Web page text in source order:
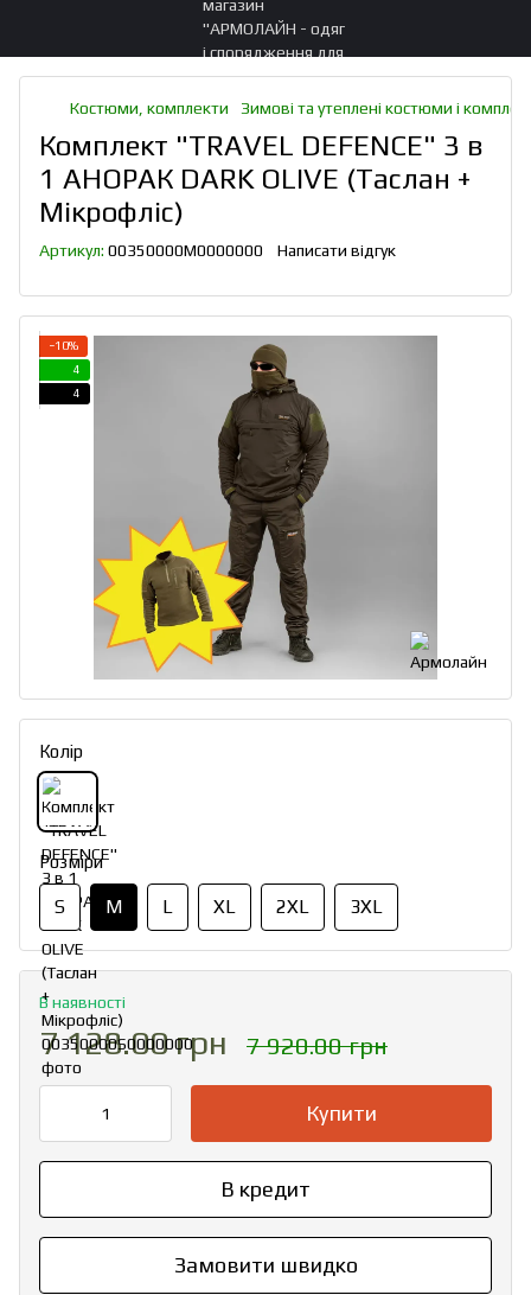
Костюми, комплекти Зимові та утеплені костюми і
Комплект "TRAVEL DEFENCE" 3 в
1 АНОРАК DARK OLIVE (Таслан +
Мікрофліс)
Артикул: 00350000M0000000 Написати відгук
−10%
4
4
Колір
Розміри
S M L XL 2XL 3XL
В наявності
7 128.00 грн 7 920.00 грн
Купити
В кредит
Замовити швидко